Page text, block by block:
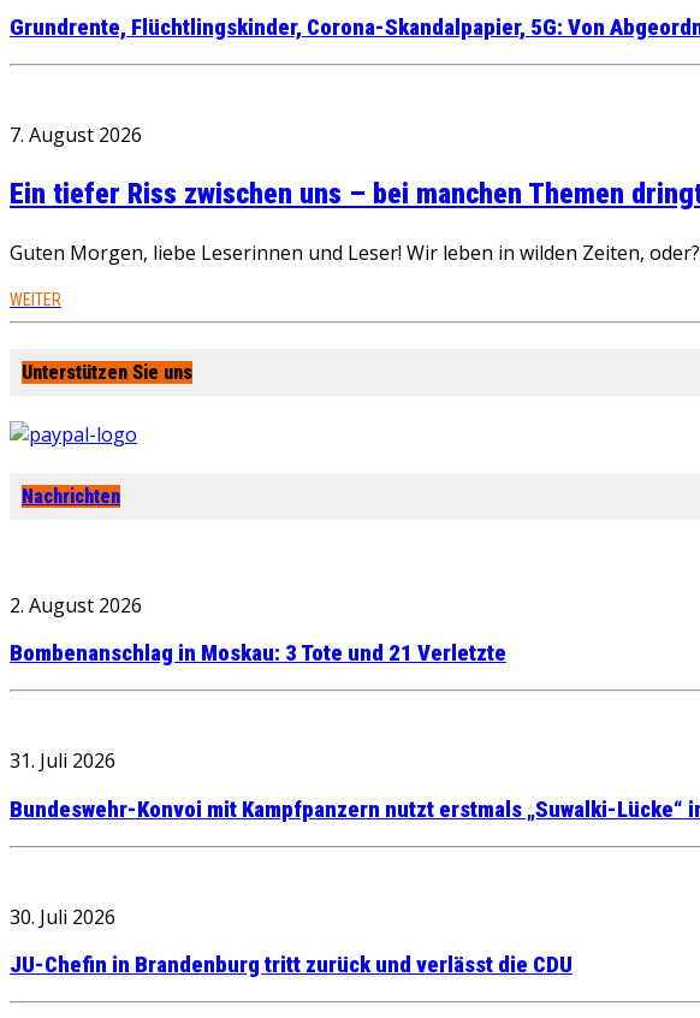
Grundrente, Flüchtlingskinder, Corona-Skandalpapier, 5G: Von
7. August 2026
Ein tiefer Riss zwischen uns – bei manchen Themen
Guten Morgen, liebe Leserinnen und Leser! Wir leben in wilden Zeiten,
WEITER
Unterstützen Sie uns
Nachrichten
2. August 2026
Bombenanschlag in Moskau: 3 Tote und 21 Verletzte
31. Juli 2026
Bundeswehr-Konvoi mit Kampfpanzern nutzt erstmals „Suwalki-Lücke“
30. Juli 2026
JU-Chefin in Brandenburg tritt zurück und verlässt die CDU